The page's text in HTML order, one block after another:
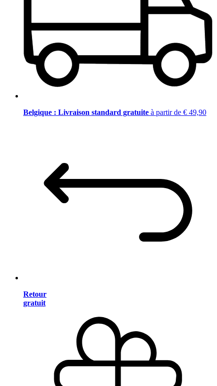
Belgique : Livraison standard gratuite à partir de € 49,90
Retour
gratuit